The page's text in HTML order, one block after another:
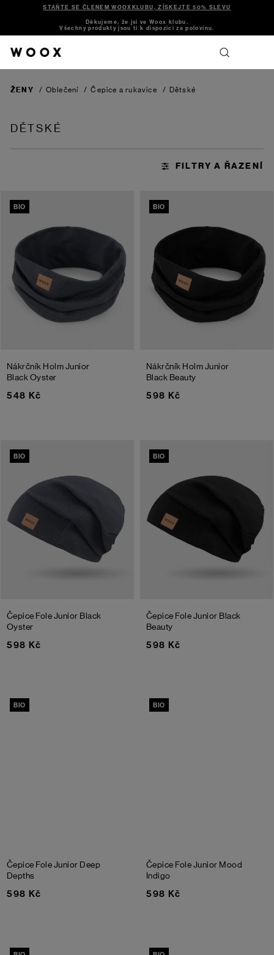
STAŇTE SE ČLENEM WOOXKLUBU, ZÍSKEJTE 50% SLEVU
Děkujeme, že jsi ve Woox klubu.
Všechny produkty jsou ti k dispozici za polovinu.
ŽENY / Oblečení / Čepice a rukavice / Dětské
DĚTSKÉ
BIO
Nákrčník Holm Junior
Black Oyster
548 Kč
BIO
Nákrčník Holm Junior
Black Beauty
598 Kč
BIO
Čepice Fole Junior Black
Oyster
598 Kč
BIO
Čepice Fole Junior Black
Beauty
598 Kč
BIO
Čepice Fole Junior Deep
Depths
598 Kč
BIO
Čepice Fole Junior Mood
Indigo
598 Kč